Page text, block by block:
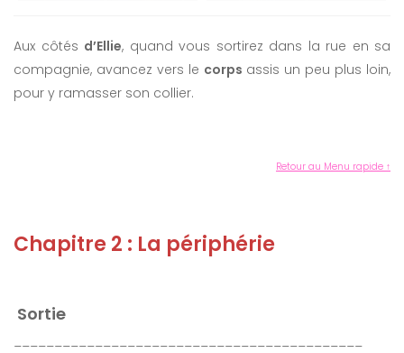
Aux côtés d’Ellie, quand vous sortirez dans la rue en sa
compagnie, avancez vers le corps assis un peu plus loin,
pour y ramasser son collier.
Retour au Menu rapide ↑
Chapitre 2 : La périphérie
Sortie